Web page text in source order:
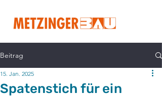
Beitrag
Spatenstich für ein
15. Jan. 2025